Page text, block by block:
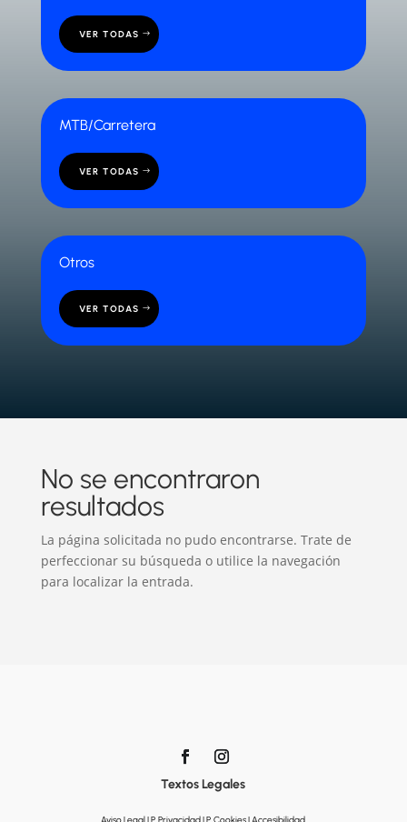
VER TODAS
MTB/Carretera
VER TODAS
Otros
VER TODAS
No se encontraron
resultados
La página solicitada no pudo encontrarse. Trate de
perfeccionar su búsqueda o utilice la navegación
para localizar la entrada.
Textos Legales